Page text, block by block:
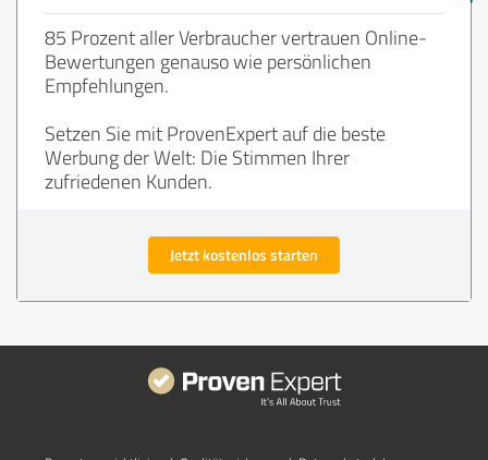
85 Prozent aller Verbraucher vertrauen Online-
Bewertungen genauso wie persönlichen
Empfehlungen.
Setzen Sie mit ProvenExpert auf die beste
Werbung der Welt: Die Stimmen Ihrer
zufriedenen Kunden.
Jetzt kostenlos starten